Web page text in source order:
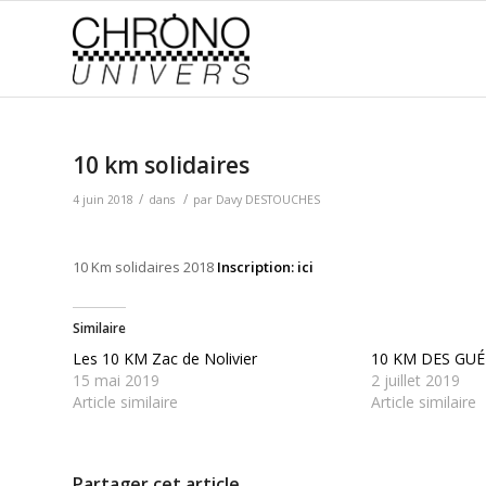
10 km solidaires
4 juin 2018 / dans / par Davy DESTOUCHES
10 Km solidaires 2018 Inscription: ici
Similaire
Les 10 KM Zac de Nolivier
15 mai 2019
Article similaire
10 KM DES
2 juillet 2019
Article similaire